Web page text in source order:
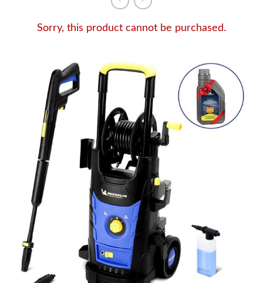
Sorry, this product cannot be purchased.